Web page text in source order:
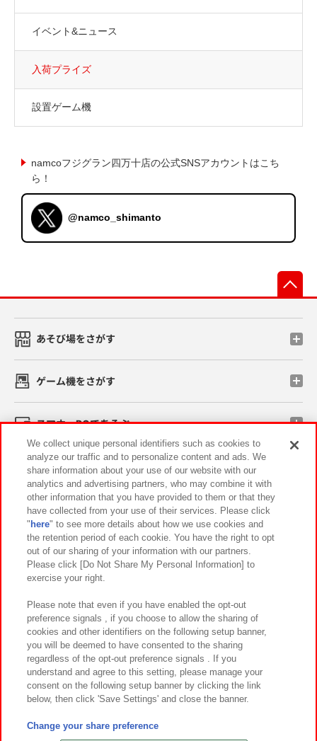
イベント&ニュース
入荷プライズ
設置ゲーム機
namcoフジグラン四万十店の公式SNSアカウントはこち
ら！
@namco_shimanto
あそび場をさがす
ゲーム機をさがす
スマホ・PCであそぶ
イベント・キャンペーン
関連会社 サステナビリティ サイトポリシー
プライバシーポリシー ウェブアクセシビリティ方針と検証結果
お取引先さまとともに
カスタマーハラスメント対応方針 よくあるご質問・お問い合わせ
©Bandai Namco Amusement Inc.
©Bandai Namco Amusement Lab Inc.
We collect unique personal identifiers such as cookies to
analyze our traffic and to personalize content and ads. We
share information about your use of our website with our
analytics and advertising partners, who may combine it with
other information that you have provided to them or that they
have collected from your use of their services. Please click
" here" to see more details about how we use cookies and
the retention period of each cookie. You have the right to opt
out of our sharing of your information with our partners.
Please click [Do Not Share My Personal Information] to
exercise your right.
Please note that even if you have enabled the opt-out
preference signals , if you choose to allow the sharing of
cookies and other identifiers on the following setup banner,
you will be deemed to have consented to the sharing
regardless of the opt-out preference signals . If you
understand and agree to this setting, please manage your
consent on the following setup banner by clicking the link
below, then click 'Save Settings' and close the banner.
Change your share preference